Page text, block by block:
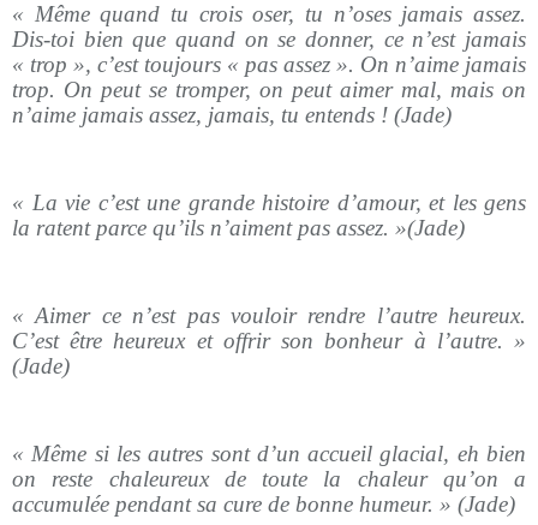
« Même quand tu crois oser, tu n’oses jamais assez.
Dis-toi bien que quand on se donner, ce n’est jamais
« trop », c’est toujours « pas assez ». On n’aime jamais
trop. On peut se tromper, on peut aimer mal, mais on
n’aime jamais assez, jamais, tu entends ! (Jade)
« La vie c’est une grande histoire d’amour, et les gens
la ratent parce qu’ils n’aiment pas assez. »(Jade)
« Aimer ce n’est pas vouloir rendre l’autre heureux.
C’est être heureux et offrir son bonheur à l’autre. »
(Jade)
« Même si les autres sont d’un accueil glacial, eh bien
on reste chaleureux de toute la chaleur qu’on a
accumulée pendant sa cure de bonne humeur. » (Jade)